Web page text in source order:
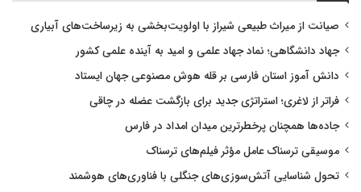
صیانت از میراث طبیعی شیراز با اولویت‌بخشی به زیرساخت‌های آبیاری
جهاد دانشگاهی؛ نماد جهاد علمی و امید به آینده علمی کشور
دانش آموز استان فارسی بر قله هوش مصنوعی جهان ایستاد
فراتر از لاغری؛ استراتژی جدید برای بازگشت عضله در چاقی
جاده‌ها همچنان پرخطرترین میدان امداد در فارس
موسیقی ترسناک عامل مؤثر فیلم‌های ترسناک
تحول شناسایی آتش‌سوزی‌های جنگلی با فناوری‌های هوشمند